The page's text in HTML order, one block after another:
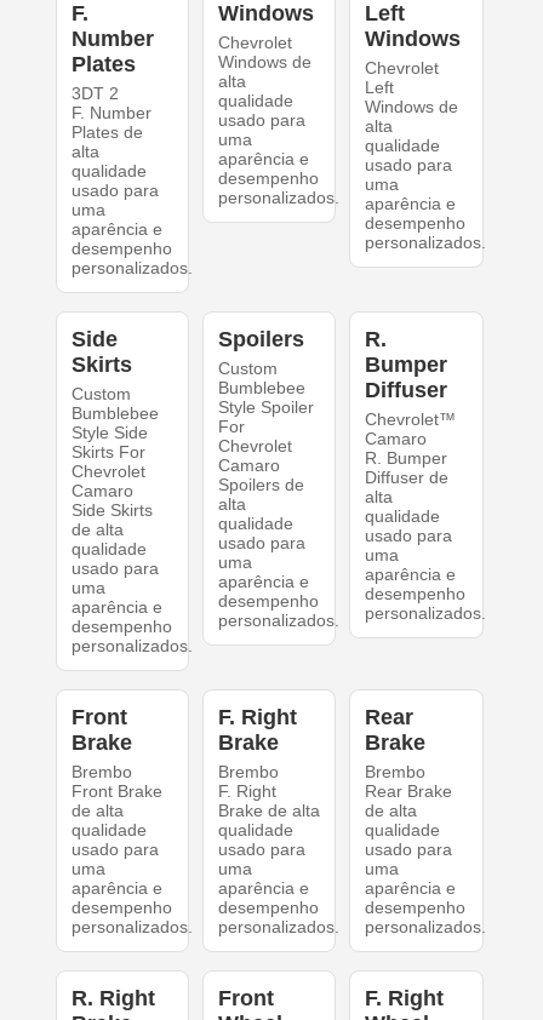
F.
Number
Plates
3DT 2
F. Number
Plates de
alta
qualidade
usado para
uma
aparência e
desempenho
personalizados.
Windows
Chevrolet
Windows de
alta
qualidade
usado para
uma
aparência e
desempenho
personalizados.
Left
Windows
Chevrolet
Left
Windows de
alta
qualidade
usado para
uma
aparência e
desempenho
personalizados.
Side
Skirts
Custom
Bumblebee
Style Side
Skirts For
Chevrolet
Camaro
Side Skirts
de alta
qualidade
usado para
uma
aparência e
desempenho
personalizados.
Spoilers
Custom
Bumblebee
Style Spoiler
For
Chevrolet
Camaro
Spoilers de
alta
qualidade
usado para
uma
aparência e
desempenho
personalizados.
R.
Bumper
Diffuser
Chevrolet™
Camaro
R. Bumper
Diffuser de
alta
qualidade
usado para
uma
aparência e
desempenho
personalizados.
Front
Brake
Brembo
Front Brake
de alta
qualidade
usado para
uma
aparência e
desempenho
personalizados.
F. Right
Brake
Brembo
F. Right
Brake de alta
qualidade
usado para
uma
aparência e
desempenho
personalizados.
Rear
Brake
Brembo
Rear Brake
de alta
qualidade
usado para
uma
aparência e
desempenho
personalizados.
R. Right
Front
F. Right